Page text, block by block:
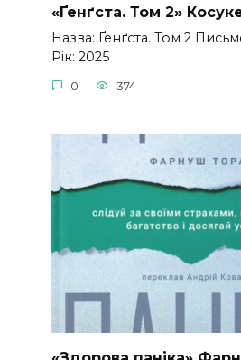
«Ґенґста. Том 2»
Назва: Ґенґста. Том 2
Рік: 2025
0 374